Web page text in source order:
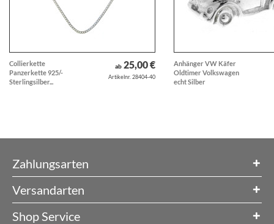
Collierkette
Panzerkette 925/-
Sterlingsilber...
ab25,00 €
Artikelnr. 28404-40
Anhänger VW Käfer
Oldtimer Volkswagen
echt Silber
Zahlungsarten
Versandarten
Shop Service